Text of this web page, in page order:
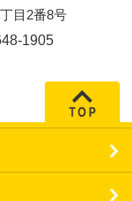
目2番8号
1905